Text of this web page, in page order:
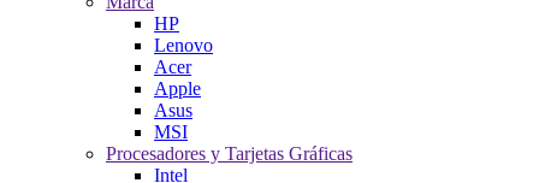
HP
Lenovo
Acer
Apple
Asus
MSI
Procesadores y Tarjetas Gráficas
Intel